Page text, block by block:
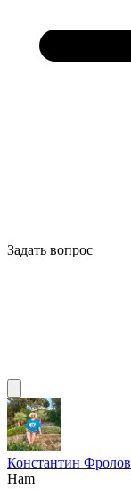
Задать вопрос
Константин Фролов
Ham